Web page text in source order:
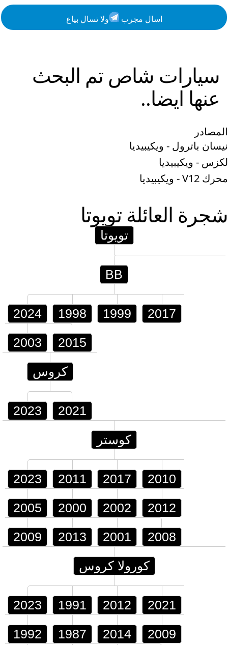
اسال مجرب ولا تسال بياع
سيارات شاص تم البحث
عنها ايضا..
المصادر
نيسان باترول - ويكيبيديا
لكزس - ويكيبيديا
محرك V12 - ويكيبيديا
شجرة العائلة تويوتا
تويوتا
BB
2024 1998 1999 2017
2003 2015
كروس
2023 2021
كوستر
2023 2011 2017 2010
2005 2000 2002 2012
2009 2013 2001 2008
كورولا كروس
2023 1991 2012 2021
1992 1987 2014 2009